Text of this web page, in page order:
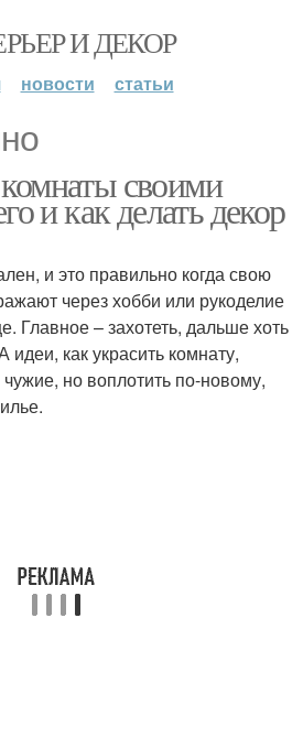
И ДЕКОР
новости статьи
своими
и как делать декор
и это правильно когда свою
через хобби или рукоделие
Главное – захотеть, дальше хоть
идеи, как украсить комнату,
но воплотить по-новому,